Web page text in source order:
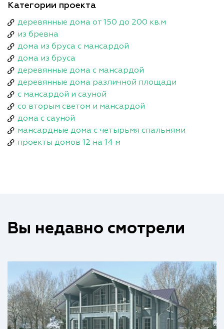
Категории проекта
деревянные дома от 150 до 200 кв.м
из бревна
дома из бруса с мансардой
дома из бруса
деревянные дома с мансардой
деревянные дома различной площади
с мансардой и сауной
со вторым светом и мансардой
дома с сауной
мансардные дома с четырьмя спальнями
проекты домов 12 на 14 м
Вы недавно смотрели